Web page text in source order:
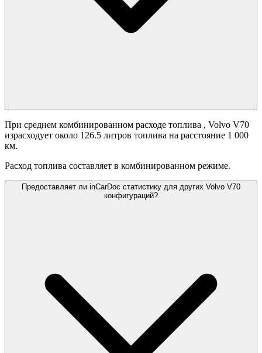
При среднем комбинированном расходе топлива , Volvo V70
израсходует около 126.5 литров топлива на расстояние 1 000
км.
Расход топлива составляет в комбинированном режиме.
Предоставляет ли inCarDoc статистику для других Volvo V70
конфигураций?